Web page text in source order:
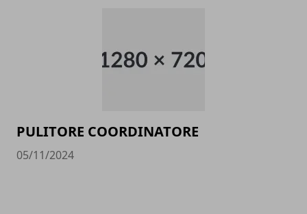
PULITORE COORDINATORE
05/11/2024